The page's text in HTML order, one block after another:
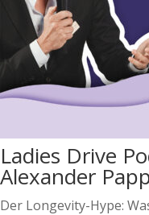
Ladies Drive
Alexander
Der Longevity-Hype: